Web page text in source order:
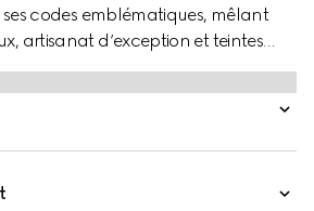
codes emblématiques, mêlant
artisanat d’exception et teintes
t-shirt pour enfant confectionné en
est orné d‘une illustration
de la marque MR. MEN™